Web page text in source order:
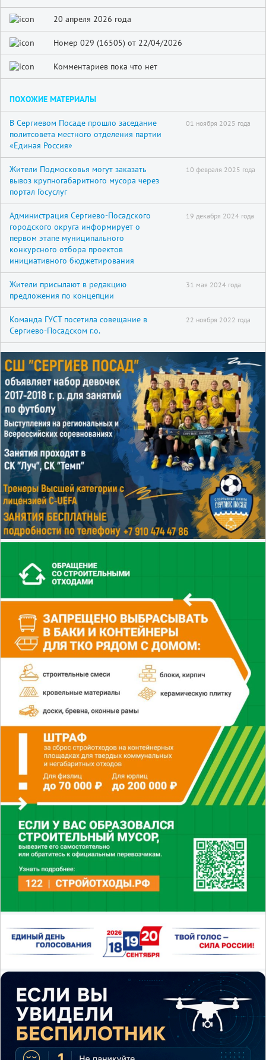
20 апреля 2026 года
Номер 029 (16505) от 22/04/2026
Комментариев пока что нет
ПОХОЖИЕ МАТЕРИАЛЫ
В Сергиевом Посаде прошло заседание
политсовета местного отделения партии
«Единая Россия»
01 ноября 2025 года
Жители Подмосковья могут заказать
вывоз крупногабаритного мусора через
портал Госуслуг
10 февраля 2025 года
Администрация Сергиево-Посадского
городского округа информирует о
первом этапе муниципального
конкурсного отбора проектов
инициативного бюджетирования
19 декабря 2024 года
Жители присылают в редакцию
предложения по концепции
31 мая 2024 года
Команда ГУСТ посетила совещание в
Сергиево-Посадском г.о.
22 ноября 2022 года